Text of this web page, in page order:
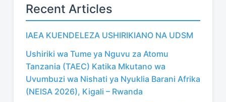
Recent Articles
IAEA KUENDELEZA USHIRIKIANO NA UDSM
Ushiriki wa Tume ya Nguvu za Atomu
Tanzania (TAEC) Katika Mkutano wa
Uvumbuzi wa Nishati ya Nyuklia Barani Afrika
(NEISA 2026), Kigali – Rwanda